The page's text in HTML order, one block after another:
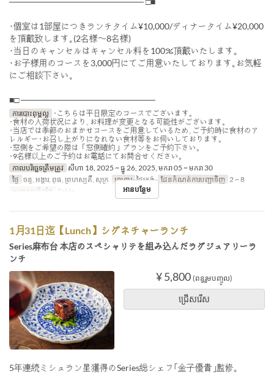
･個室は1部屋につきランチタイム¥10,000/ディナータイム¥20,000
を頂戴致します｡(2名様〜8名様)
･当日のキャンセルはキャンセル料を100％頂戴いたします｡
･お子様用のコースを3,000円にてご用意いたしております｡お気軽
にご相談下さい｡
■□ ──────────────────────
ការបោះពុម្ពល្អ
･こちらは平日限定のコースでございます｡
･食材の入荷状況により､お料理が変更となる可能性がございます｡
･当店では季節のおまかせコースをご用意しているため､ご予約時に食材のア
レルギー･お召し上がりになれない食材等をお伺いしております｡
･窓側をご希望の際は「窓側確約」プランをご予約下さい｡
･9名様以上のご予約はお電話にてお問合せください｡
កាលបរិច្ឆេទត្រឹមត្រូវ សីហា 18, 2025 ~ ធ្នូ 26, 2025, មករា 05 ~ មករា 30
ថ្ងៃ ចន្ទ, អង្គារ, ពុធ, ព្រហស្បតិ៍, សុក្រ អាហារ ថ្ងៃត្រង់ ដែនកំណត់ការបញ្ជាទិញ 2 ~ 8
ប្រភេទកន្រ្ត័តាំង
Table អានបន្ថែម
1月31日迄【Lunch】シグネチャーランチ
Series麻布台 本店のスペシャリテを組み込んだラグジュアリーラ
ンチ
¥ 5,800 (ពន្ធរួមបញ្ចូល)
ជ្រើសរើស
5年連続ミシュラン星獲得のSeries総シェフ｢金子優貴｣監修｡